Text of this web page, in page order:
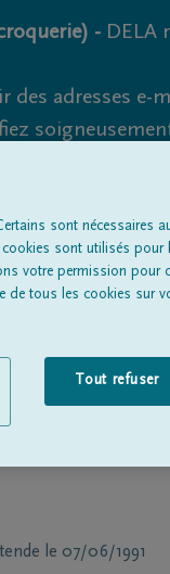
- DELA
des adresses
avis de décèsÀ
le 07/06/1991
sont nécessaires
sont utilisés pour
votre permission pour
de tous les cookies sur
Tout refuser